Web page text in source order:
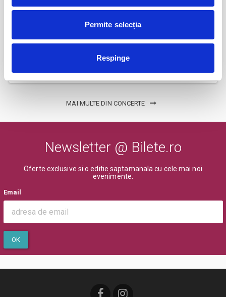
Permite selecția
Respinge
Tender live - Expirat
Bucuresti
16
MAI MULTE DIN CONCERTE
Newsletter @ Bilete.ro
Oferte exclusive si o editie saptamanala cu cele mai noi
evenimente.
Email
OK